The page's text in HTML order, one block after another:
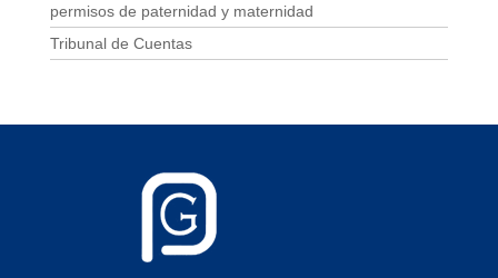
permisos de paternidad y maternidad
Tribunal de Cuentas